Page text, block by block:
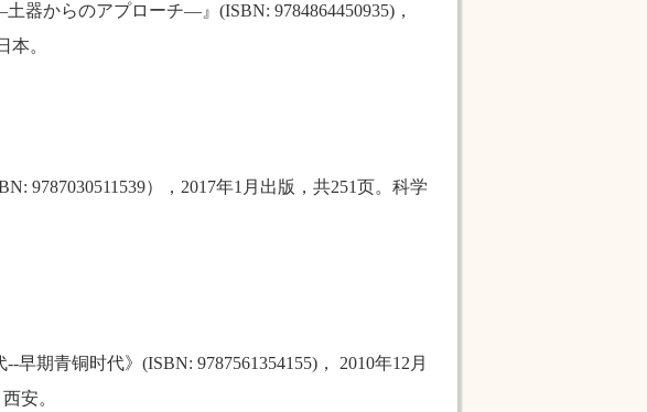
器からのアプローチ―』 (ISBN: 9784864450935) ，
本。
9787030511539）， 2017年1 月出版，共251页。科学
--早期青铜时代》 (ISBN: 9787561354155) ， 2010年12 月
安。